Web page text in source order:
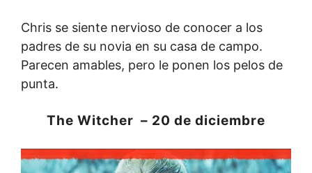
Chris se siente nervioso de conocer a los
padres de su novia en su casa de campo.
Parecen amables, pero le ponen los pelos de
punta.
The Witcher – 20 de diciembre